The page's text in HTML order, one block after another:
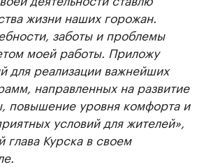
жизни наших горожан.
заботы и проблемы
моей работы. Приложу
для реализации важнейших
направленных на развитие
повышение уровня комфорта и
условий для жителей»,
Курска в своем